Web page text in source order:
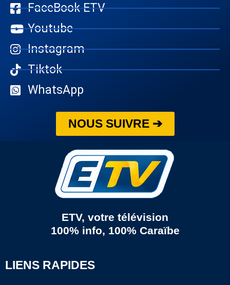
FaceBook ETV
Youtube
Instagram
Tiktok
WhatsApp
NOUS SUIVRE ➔
ETV, votre télévision
100% info, 100% Caraïbe
LIENS RAPIDES